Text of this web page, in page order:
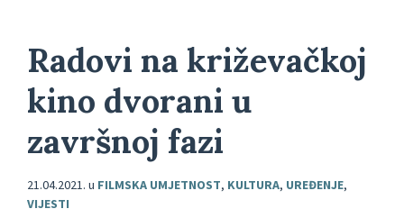
Radovi na križevačkoj
kino dvorani u
završnoj fazi
21.04.2021. u FILMSKA UMJETNOST, KULTURA, UREĐENJE,
VIJESTI